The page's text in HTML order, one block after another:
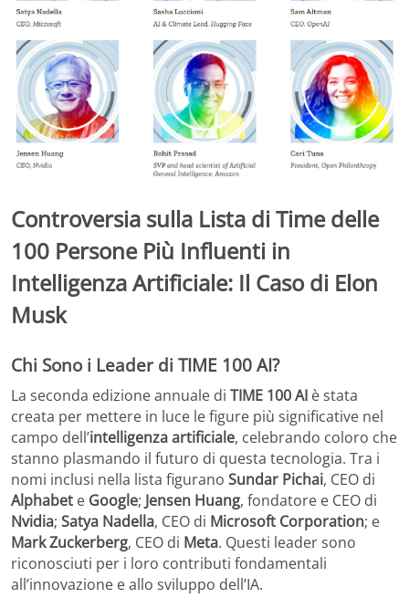
Controversia sulla Lista di Time delle
100 Persone Più Influenti in
Intelligenza Artificiale: Il Caso di Elon
Musk
Chi Sono i Leader di TIME 100 AI?
La seconda edizione annuale di TIME 100 AI è stata
creata per mettere in luce le figure più significative nel
campo dell’intelligenza artificiale, celebrando coloro che
stanno plasmando il futuro di questa tecnologia. Tra i
nomi inclusi nella lista figurano Sundar Pichai, CEO di
Alphabet e Google; Jensen Huang, fondatore e CEO di
Nvidia; Satya Nadella, CEO di Microsoft Corporation; e
Mark Zuckerberg, CEO di Meta. Questi leader sono
riconosciuti per i loro contributi fondamentali
all’innovazione e allo sviluppo dell’IA.